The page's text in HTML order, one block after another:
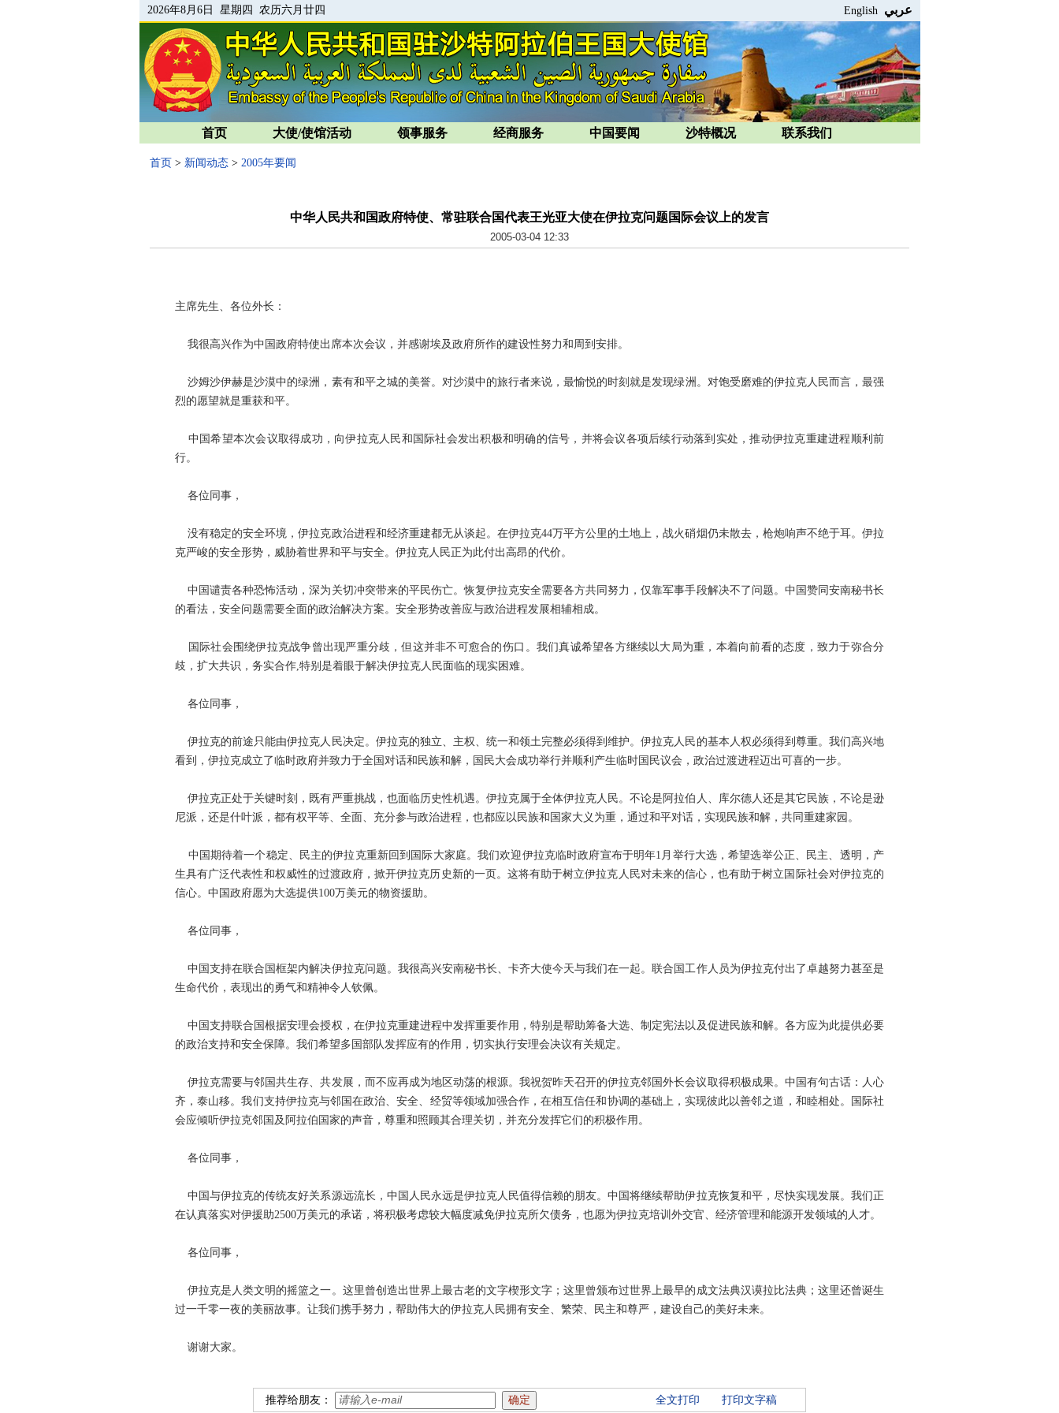
2026年8月6日 星期四 农历六月廿四 English عربي
首页 大使/使馆活动 领事服务 经商服务 中国要闻 沙特概况 联系我们
首页 > 新闻动态 > 2005年要闻
中华人民共和国政府特使、常驻联合国代表王光亚大使在伊拉克问题国际会议上的发言
2005-03-04 12:33
主席先生、各位外长：
我很高兴作为中国政府特使出席本次会议，并感谢埃及政府所作的建设性努力和周到安排。
沙姆沙伊赫是沙漠中的绿洲，素有和平之城的美誉。对沙漠中的旅行者来说，最愉悦的时刻就是发现绿洲。对饱受磨难的伊拉克人民而言，最强
烈的愿望就是重获和平。
中国希望本次会议取得成功，向伊拉克人民和国际社会发出积极和明确的信号，并将会议各项后续行动落到实处，推动伊拉克重建进程顺利前
行。
各位同事，
没有稳定的安全环境，伊拉克政治进程和经济重建都无从谈起。在伊拉克44万平方公里的土地上，战火硝烟仍未散去，枪炮响声不绝于耳。伊拉
克严峻的安全形势，威胁着世界和平与安全。伊拉克人民正为此付出高昂的代价。
中国谴责各种恐怖活动，深为关切冲突带来的平民伤亡。恢复伊拉克安全需要各方共同努力，仅靠军事手段解决不了问题。中国赞同安南秘书长
的看法，安全问题需要全面的政治解决方案。安全形势改善应与政治进程发展相辅相成。
国际社会围绕伊拉克战争曾出现严重分歧，但这并非不可愈合的伤口。我们真诚希望各方继续以大局为重，本着向前看的态度，致力于弥合分
歧，扩大共识，务实合作,特别是着眼于解决伊拉克人民面临的现实困难。
各位同事，
伊拉克的前途只能由伊拉克人民决定。伊拉克的独立、主权、统一和领土完整必须得到维护。伊拉克人民的基本人权必须得到尊重。我们高兴地
看到，伊拉克成立了临时政府并致力于全国对话和民族和解，国民大会成功举行并顺利产生临时国民议会，政治过渡进程迈出可喜的一步。
伊拉克正处于关键时刻，既有严重挑战，也面临历史性机遇。伊拉克属于全体伊拉克人民。不论是阿拉伯人、库尔德人还是其它民族，不论是逊
尼派，还是什叶派，都有权平等、全面、充分参与政治进程，也都应以民族和国家大义为重，通过和平对话，实现民族和解，共同重建家园。
中国期待着一个稳定、民主的伊拉克重新回到国际大家庭。我们欢迎伊拉克临时政府宣布于明年1月举行大选，希望选举公正、民主、透明，产
生具有广泛代表性和权威性的过渡政府，掀开伊拉克历史新的一页。这将有助于树立伊拉克人民对未来的信心，也有助于树立国际社会对伊拉克的
信心。中国政府愿为大选提供100万美元的物资援助。
各位同事，
中国支持在联合国框架内解决伊拉克问题。我很高兴安南秘书长、卡齐大使今天与我们在一起。联合国工作人员为伊拉克付出了卓越努力甚至是
生命代价，表现出的勇气和精神令人钦佩。
中国支持联合国根据安理会授权，在伊拉克重建进程中发挥重要作用，特别是帮助筹备大选、制定宪法以及促进民族和解。各方应为此提供必要
的政治支持和安全保障。我们希望多国部队发挥应有的作用，切实执行安理会决议有关规定。
伊拉克需要与邻国共生存、共发展，而不应再成为地区动荡的根源。我祝贺昨天召开的伊拉克邻国外长会议取得积极成果。中国有句古话：人心
齐，泰山移。我们支持伊拉克与邻国在政治、安全、经贸等领域加强合作，在相互信任和协调的基础上，实现彼此以善邻之道，和睦相处。国际社
会应倾听伊拉克邻国及阿拉伯国家的声音，尊重和照顾其合理关切，并充分发挥它们的积极作用。
各位同事，
中国与伊拉克的传统友好关系源远流长，中国人民永远是伊拉克人民值得信赖的朋友。中国将继续帮助伊拉克恢复和平，尽快实现发展。我们正
在认真落实对伊援助2500万美元的承诺，将积极考虑较大幅度减免伊拉克所欠债务，也愿为伊拉克培训外交官、经济管理和能源开发领域的人才。
各位同事，
伊拉克是人类文明的摇篮之一。这里曾创造出世界上最古老的文字楔形文字；这里曾颁布过世界上最早的成文法典汉谟拉比法典；这里还曾诞生
过一千零一夜的美丽故事。让我们携手努力，帮助伟大的伊拉克人民拥有安全、繁荣、民主和尊严，建设自己的美好未来。
谢谢大家。
推荐给朋友： 全文打印 打印文字稿